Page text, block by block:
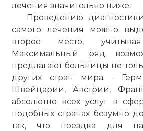
лечения значительно ниже.
Проведению
самого лечения можно
второе место,
Максимальный ряд
предлагают больницы не
других стран мира -
Швейцарии, Австрии,
абсолютно всех услуг в
подобных странах безумно
так, что поездка для